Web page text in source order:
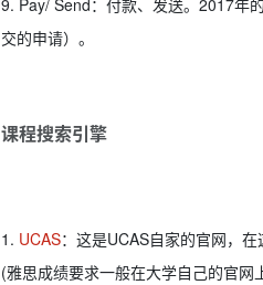
9. Pay/ Send：付款、发送。2017年
交的申请）。
课程搜索引擎
1. UCAS：这是UCAS自家的官网，
(雅思成绩要求一般在大学自己的官网